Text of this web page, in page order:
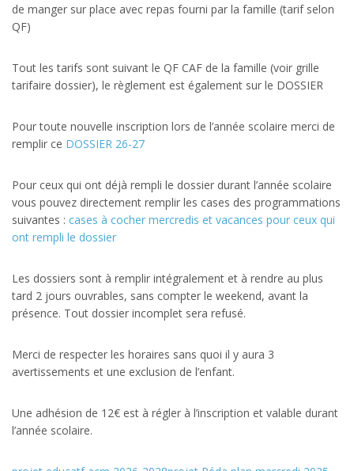
de manger sur place avec repas fourni par la famille (tarif selon
QF)
Tout les tarifs sont suivant le QF CAF de la famille (voir grille
tarifaire dossier), le règlement est également sur le DOSSIER
Pour toute nouvelle inscription lors de l’année scolaire merci de
remplir ce DOSSIER 26-27
Pour ceux qui ont déjà rempli le dossier durant l’année scolaire
vous pouvez directement remplir les cases des programmations
suivantes : cases à cocher mercredis et vacances pour ceux qui
ont rempli le dossier
Les dossiers sont à remplir intégralement et à rendre au plus
tard 2 jours ouvrables, sans compter le weekend, avant la
présence. Tout dossier incomplet sera refusé.
Merci de respecter les horaires sans quoi il y aura 3
avertissements et une exclusion de l’enfant.
Une adhésion de 12€ est à régler à l’inscription et valable durant
l’année scolaire.